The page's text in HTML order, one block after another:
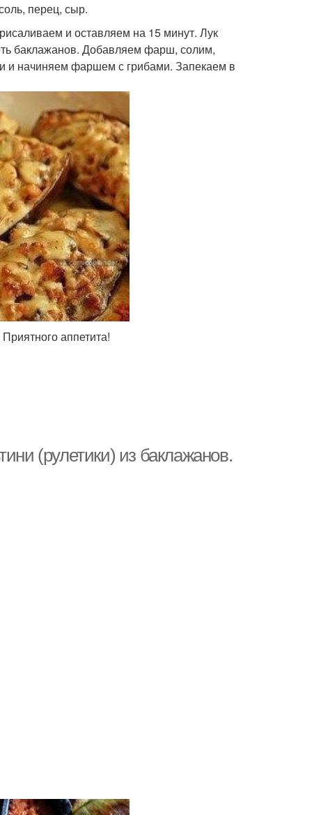
перец, сыр.
и оставляем на 15 минут. Лук
баклажанов. Добавляем фарш, солим,
и начиняем фаршем с грибами. Запекаем в
аппетита!
(рулетики) из баклажанов.